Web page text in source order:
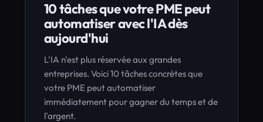
10 tâches que votre PME peut
automatiser avec l'IA dès
aujourd'hui
L'IA n'est plus réservée aux grandes
entreprises. Voici 10 tâches concrètes que
votre PME peut automatiser
immédiatement pour gagner du temps et de
l'argent.